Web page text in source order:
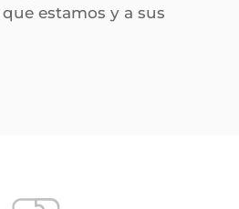
estamos y a sus